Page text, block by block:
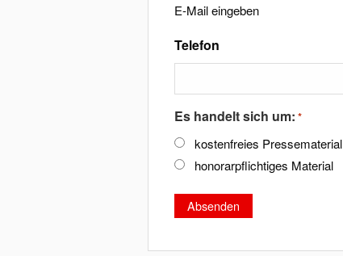
E-Mail eingeben
Telefon
Es handelt sich um: *
kostenfreies Pressematerial
honorarpflichtiges Material